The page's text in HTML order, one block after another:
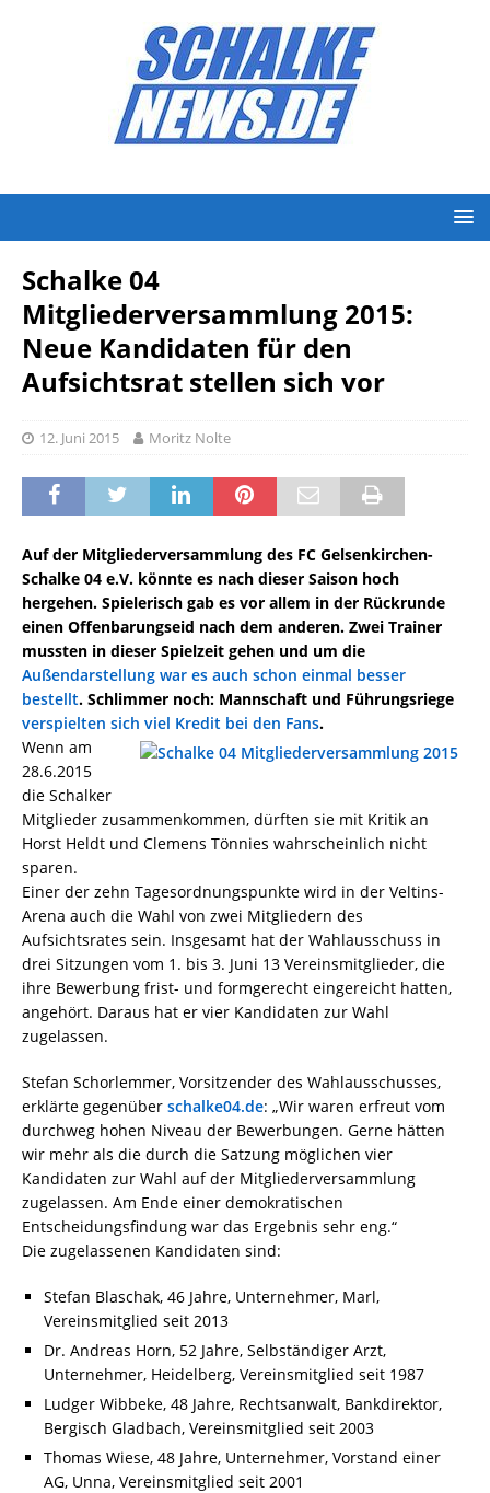
Schalke 04
Mitgliederversammlung 2015:
Neue Kandidaten für den
Aufsichtsrat stellen sich vor
12. Juni 2015 Moritz Nolte
Auf der Mitgliederversammlung des FC Gelsenkirchen-
Schalke 04 e.V. könnte es nach dieser Saison hoch
hergehen. Spielerisch gab es vor allem in der Rückrunde
einen Offenbarungseid nach dem anderen. Zwei Trainer
mussten in dieser Spielzeit gehen und um die
Außendarstellung war es auch schon einmal besser
bestellt. Schlimmer noch: Mannschaft und Führungsriege
verspielten sich viel Kredit bei den Fans.
Wenn am
28.6.2015
die Schalker
Mitglieder zusammenkommen, dürften sie mit Kritik an
Horst Heldt und Clemens Tönnies wahrscheinlich nicht
sparen.
Einer der zehn Tagesordnungspunkte wird in der Veltins-
Arena auch die Wahl von zwei Mitgliedern des
Aufsichtsrates sein. Insgesamt hat der Wahlausschuss in
drei Sitzungen vom 1. bis 3. Juni 13 Vereinsmitglieder, die
ihre Bewerbung frist- und formgerecht eingereicht hatten,
angehört. Daraus hat er vier Kandidaten zur Wahl
zugelassen.
Stefan Schorlemmer, Vorsitzender des Wahlausschusses,
erklärte gegenüber schalke04.de: „Wir waren erfreut vom
durchweg hohen Niveau der Bewerbungen. Gerne hätten
wir mehr als die durch die Satzung möglichen vier
Kandidaten zur Wahl auf der Mitgliederversammlung
zugelassen. Am Ende einer demokratischen
Entscheidungsfindung war das Ergebnis sehr eng.“
Die zugelassenen Kandidaten sind:
Stefan Blaschak, 46 Jahre, Unternehmer, Marl,
Vereinsmitglied seit 2013
Dr. Andreas Horn, 52 Jahre, Selbständiger Arzt,
Unternehmer, Heidelberg, Vereinsmitglied seit 1987
Ludger Wibbeke, 48 Jahre, Rechtsanwalt, Bankdirektor,
Bergisch Gladbach, Vereinsmitglied seit 2003
Thomas Wiese, 48 Jahre, Unternehmer, Vorstand einer
AG, Unna, Vereinsmitglied seit 2001